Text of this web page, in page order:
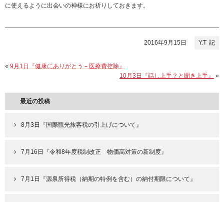
に使えるように出会いの神様にお祈りしておきます。
Y.T
2016年9月15日
« 9月1日『健康にありがとう－医療費控除』
10月3日『話し上手？と聞き上手』
»
最近の投稿
8月3日『国際観光旅客税の引上げについて』
7月16日『令和8年度税制改正 物価高対策の新制度』
7月1日『源泉所得税（納期の特例を含む）の納付期限について』